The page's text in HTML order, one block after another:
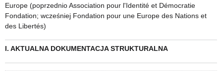
Europe (poprzednio Association pour l'Identité et Démocratie
Fondation; wcześniej Fondation pour une Europe des Nations et
des Libertés)
I. AKTUALNA DOKUMENTACJA STRUKTURALNA